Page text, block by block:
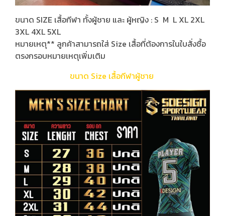
ขนาด SIZE เสื้อกีฬา ทั้งผู้ชาย และ ผู้หญิง : S M L XL 2XL
3XL 4XL 5XL
หมายเหตุ** ลูกค้าสามารถใส่ Size เสื้อที่ต้องการในใบสั่งซื้อ
ตรงกรอบหมายเหตุเพิ่มเติม
ขนาด Size เสื้อกีฬาผู้ชาย